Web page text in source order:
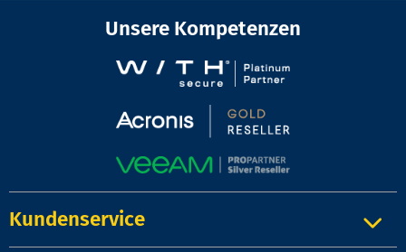
Unsere Kompetenzen
Kundenservice